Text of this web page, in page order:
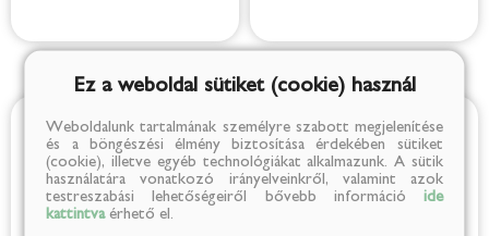
Ez a weboldal sütiket (cookie) használ
Weboldalunk tartalmának személyre szabott megjelenítése
és a böngészési élmény biztosítása érdekében sütiket
(cookie), illetve egyéb technológiákat alkalmazunk. A sütik
használatára vonatkozó irányelveinkről, valamint azok
testreszabási lehetőségeiről bővebb információ ide
kattintvaérhető el.